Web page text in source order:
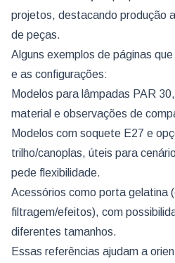
projetos, destacando produção
de peças.
Alguns exemplos de páginas
e as configurações:
Modelos para lâmpadas PAR
material e observações de
Modelos com soquete E27 e
trilho/canoplas, úteis para
pede flexibilidade.
Acessórios como porta gelatina
filtragem/efeitos), com
diferentes tamanhos.
Essas referências ajudam a